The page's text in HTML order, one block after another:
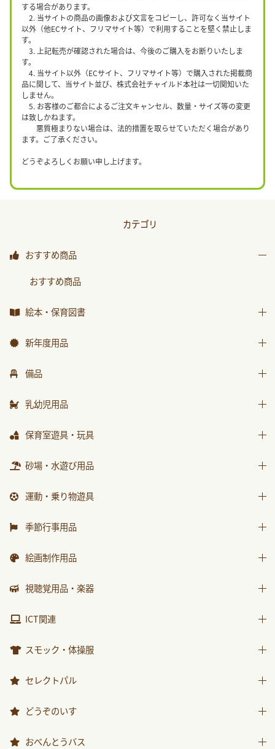
する場合があります。
2. 当サイトの商品の画像および文言をコピーし、許可なく当サイト
以外（他ECサイト、フリマサイト等）で利用することを堅く禁止しま
す。
3. 上記転売が確認された場合は、今後のご購入をお断りいたしま
す。
4. 当サイト以外（ECサイト、フリマサイト等）で購入された掲載商
品に関して、当サイト並び、株式会社チャイルド本社は一切関知いた
しません。
5. お客様のご都合によるご注文キャンセル、数量・サイズ等の変更
は致しかねます。
悪質極まりない場合は、法的措置を取らせていただく場合があり
ます。ご了承ください。
どうぞよろしくお願い申し上げます。
カテゴリ
おすすめ商品
おすすめ商品
絵本・保育図書
絵本
月刊絵本 バックナンバー
おはなしチャイルド
ﾁｬｲﾙﾄﾞﾌﾞｯｸ ｱｯﾌﾟﾙ傑作選
もこちゃんチャイルド
世界の昔話名作選
科学が好きになるおはなし
ｽｰﾊﾟｰﾜｲﾄﾞことばとかず
ｽｰﾊﾟｰﾜｲﾄﾞお話かずあそび
あそぼ！
みてみて！
新年度用品
出席帳・シール
ワーク
画帳・おもいで
各種用紙・証書
備品
椅子
収納用品
環境備品
乳幼児用品
乳幼児備品
保育室遊具・玩具
ままごと
知育玩具
砂場・水遊び用品
砂場用品
運動・乗り物遊具
運動遊具
季節行事用品
運動会用品
包装紙・紙袋
絵画制作用品
画材
視聴覚用品・楽器
視聴覚用品
ICT関連
ICT関連
スモック・体操服
スモック
セレクトパル
先生用ウェア
どうぞのいす
どうぞのいす
おべんとうバス